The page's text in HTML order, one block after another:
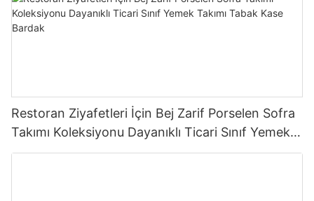
Restoran Ziyafetleri İçin Bej Zarif Porselen Sofra
Takımı Koleksiyonu Dayanıklı Ticari Sınıf Yemek
Takımı Tabak Kase Bardak